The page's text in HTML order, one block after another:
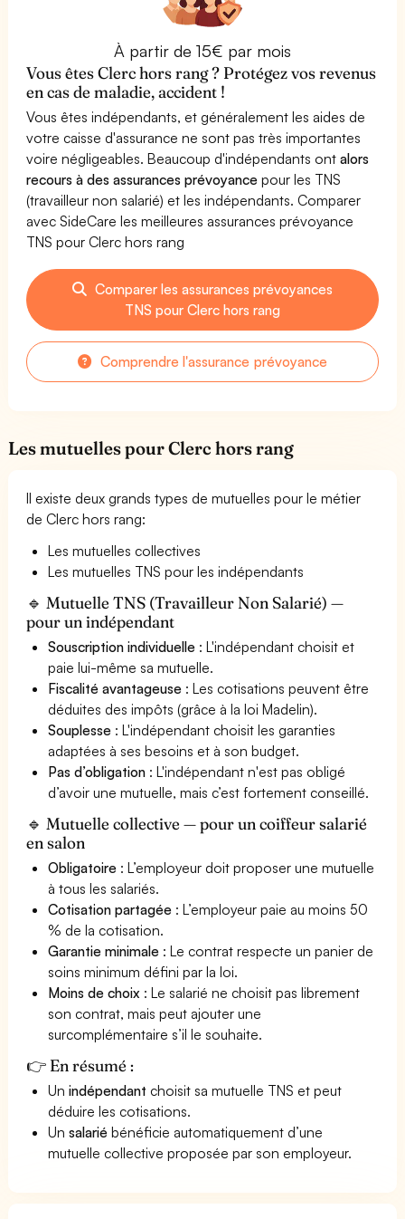
À partir de 15€ par mois
Vous êtes Clerc hors rang ? Protégez vos revenus
en cas de maladie, accident !
Vous êtes indépendants, et généralement les aides de
votre caisse d'assurance ne sont pas très importantes
voire négligeables. Beaucoup d'indépendants ontalors
recours à des assurances prévoyance pour les TNS
(travailleur non salarié) et les indépendants. Comparer
avec SideCare les meilleures assurances prévoyance
TNS pour Clerc hors rang
Comparer les assurances prévoyances
TNS pour Clerc hors rang
Comprendre l'assurance prévoyance
Les mutuelles pour Clerc hors rang
Il existe deux grands types de mutuelles pour le métier
de Clerc hors rang:
Les mutuelles collectives
Les mutuelles TNS pour les indépendants
🔹 Mutuelle TNS (Travailleur Non Salarié) —
pour un indépendant
Souscription individuelle : L'indépendant choisit et
paie lui-même sa mutuelle.
Fiscalité avantageuse : Les cotisations peuvent être
déduites des impôts (grâce à la loi Madelin).
Souplesse : L'indépendant choisit les garanties
adaptées à ses besoins et à son budget.
Pas d’obligation : L'indépendant n'est pas obligé
d’avoir une mutuelle, mais c’est fortement conseillé.
🔹 Mutuelle collective — pour un coiffeur salarié
en salon
Obligatoire : L’employeur doit proposer une mutuelle
à tous les salariés.
Cotisation partagée : L’employeur paie au moins 50
% de la cotisation.
Garantie minimale : Le contrat respecte un panier de
soins minimum défini par la loi.
Moins de choix : Le salarié ne choisit pas librement
son contrat, mais peut ajouter une
surcomplémentaire s’il le souhaite.
👉 En résumé :
Unindépendant choisit sa mutuelle TNS et peut
déduire les cotisations.
Unsalarié bénéficie automatiquement d’une
mutuelle collective proposée par son employeur.